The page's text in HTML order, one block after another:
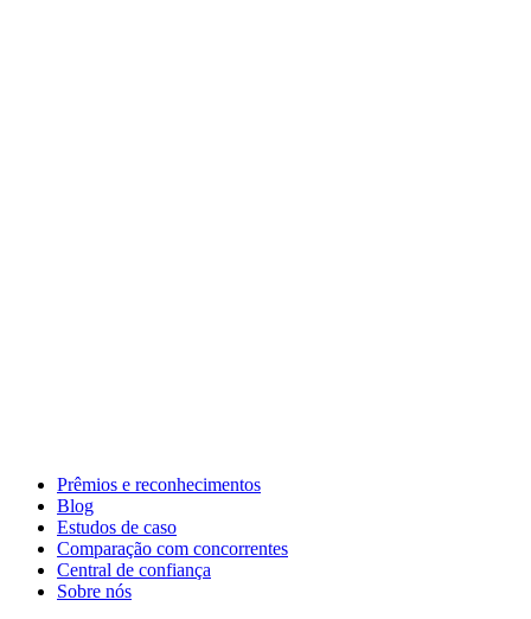
Prêmios e reconhecimentos
Blog
Estudos de caso
Comparação com concorrentes
Central de confiança
Sobre nós